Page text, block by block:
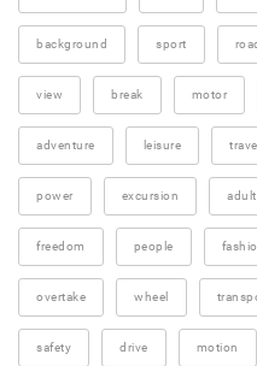
background sport road
view break motor
adventure leisure travel
power excursion adult
freedom people
overtake wheel
safety drive motion